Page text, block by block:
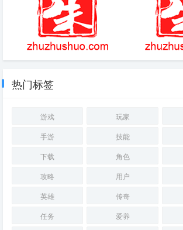
热门标签
游戏 玩家
手游
技能
下载
角色
攻略
用户
英雄
传奇
任务
爱养